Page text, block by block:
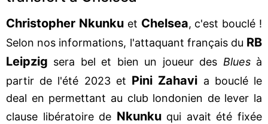
Christopher Nkunkuet Chelsea, c'est bouclé !
Selon nos informations, l'attaquant français du RB
Leipzig sera bel et bien un joueur des Bluesà
partir de l'été 2023 et Pini Zahavi a bouclé le
deal en permettant au club londonien de lever la
clause libératoire de Nkunkuqui avait été fixée